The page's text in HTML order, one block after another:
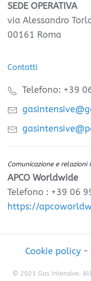
SEDE OPERATIVA
via Alessandro
00161 Roma
Contatti
Telefono: +39
Comunicazione e relazioni
APCO Worldwide
Telefono : +39 06
https://
Cookie policy-
© 2021 Gas Intensive.